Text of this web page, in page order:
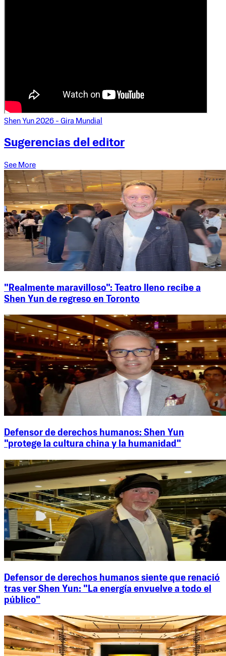
Shen Yun 2026 - Gira Mundial
Sugerencias del editor
See More
"Realmente maravilloso": Teatro lleno recibe a
Shen Yun de regreso en Toronto
Defensor de derechos humanos: Shen Yun
"protege la cultura china y la humanidad"
Defensor de derechos humanos siente que renació
tras ver Shen Yun: "La energía envuelve a todo el
público"